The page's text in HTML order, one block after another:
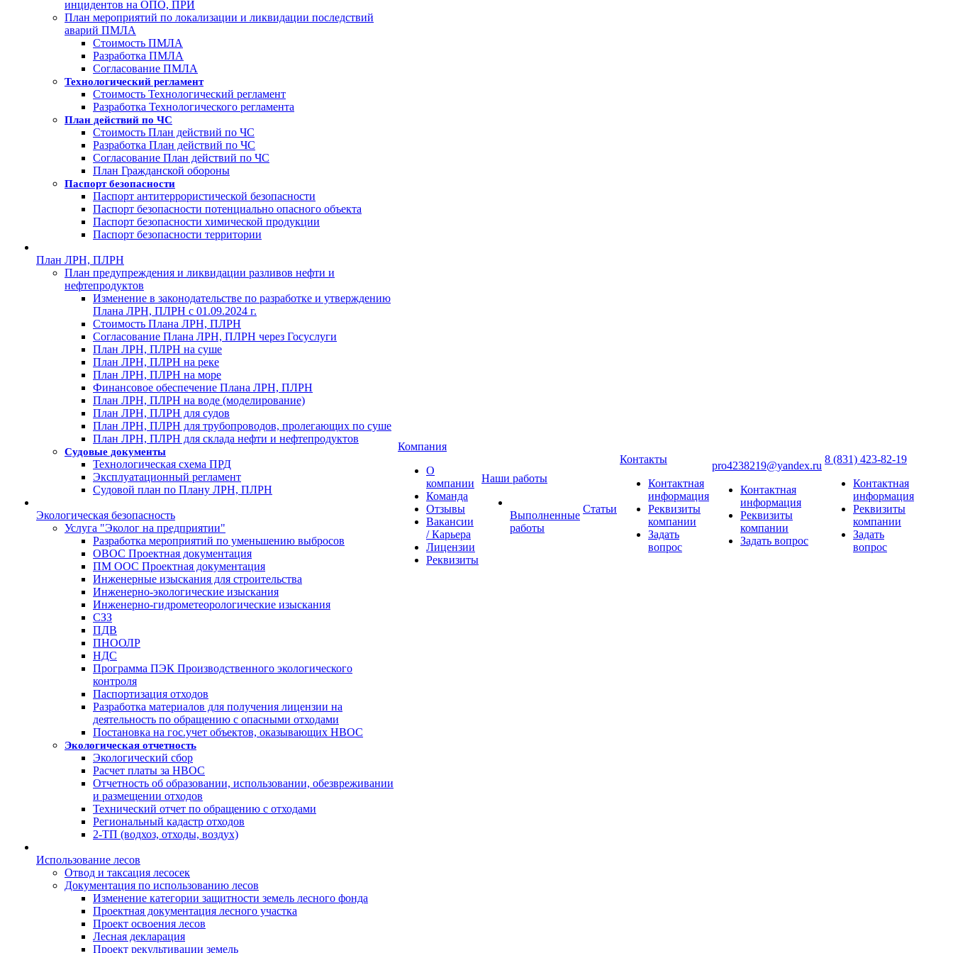
инцидентов на ОПО, ПРИ
План мероприятий по локализации и ликвидации последствий
аварий ПМЛА
Стоимость ПМЛА
Разработка ПМЛА
Согласование ПМЛА
Технологический регламент
Стоимость Технологический регламент
Разработка Технологического регламента
План действий по ЧС
Стоимость План действий по ЧС
Разработка План действий по ЧС
Согласование План действий по ЧС
План Гражданской обороны
Паспорт безопасности
Паспорт антитеррористической безопасности
Паспорт безопасности потенциально опасного объекта
Паспорт безопасности химической продукции
Паспорт безопасности территории
План ЛРН, ПЛРН
План предупреждения и ликвидации разливов нефти и
нефтепродуктов
Изменение в законодательстве по разработке и утверждению
Плана ЛРН, ПЛРН с 01.09.2024 г.
Стоимость Плана ЛРН, ПЛРН
Согласование Плана ЛРН, ПЛРН через Госуслуги
План ЛРН, ПЛРН на суше
План ЛРН, ПЛРН на реке
План ЛРН, ПЛРН на море
Финансовое обеспечение Плана ЛРН, ПЛРН
План ЛРН, ПЛРН на воде (моделирование)
План ЛРН, ПЛРН для судов
План ЛРН, ПЛРН для трубопроводов, пролегающих по суше
План ЛРН, ПЛРН для склада нефти и нефтепродуктов
Судовые документы
Технологическая схема ПРД
Эксплуатационный регламент
Судовой план по Плану ЛРН, ПЛРН
Экологическая безопасность
Услуга "Эколог на предприятии"
Разработка мероприятий по уменьшению выбросов
ОВОС Проектная документация
ПМ ООС Проектная документация
Инженерные изыскания для строительства
Инженерно-экологические изыскания
Инженерно-гидрометеорологические изыскания
СЗЗ
ПДВ
ПНООЛР
НДС
Программа ПЭК Производственного экологического
контроля
Паспортизация отходов
Разработка материалов для получения лицензии на
деятельность по обращению с опасными отходами
Постановка на гос.учет объектов, оказывающих НВОС
Экологическая отчетность
Экологический сбор
Расчет платы за НВОС
Отчетность об образовании, использовании, обезвреживании
и размещении отходов
Технический отчет по обращению с отходами
Региональный кадастр отходов
2-ТП (водхоз, отходы, воздух)
Использование лесов
Отвод и таксация лесосек
Документация по использованию лесов
Изменение категории защитности земель лесного фонда
Проектная документация лесного участка
Проект освоения лесов
Лесная декларация
Проект рекультивации земель
Компания
О
компании
Команда
Отзывы
Вакансии
/ Карьера
Лицензии
Реквизиты
Наши работы
Выполненные
работы
Статьи
Контакты
Контактная
информация
Реквизиты
компании
Задать
вопрос
pro4238219@yandex.ru
Контактная
информация
Реквизиты
компании
Задать вопрос
8 (831) 423-82-19
Контактная
информация
Реквизиты
компании
Задать
вопрос